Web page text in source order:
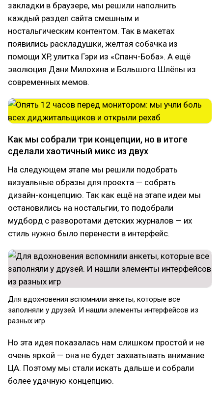
закладки в браузере, мы решили наполнить
каждый раздел сайта смешным и
ностальгическим контентом. Так в макетах
появились раскладушки, желтая собачка из
помощи XP, улитка Гэри из «Спанч-Боба». А ещё
эволюция Дани Милохина и Большого Шлёпы из
современных мемов.
Как мы собрали три концепции, но в итоге
сделали хаотичный микс из двух
На следующем этапе мы решили подобрать
визуальные образы для проекта — собрать
дизайн-концепцию. Так как ещё на этапе идеи мы
остановились на ностальгии, то подобрали
мудборд с разворотами детских журналов — их
стиль нужно было перенести в интерфейс.
Для вдохновения вспомнили анкеты, которые все
заполняли у друзей. И нашли элементы интерфейсов из
разных игр
Но эта идея показалась нам слишком простой и не
очень яркой — она не будет захватывать внимание
ЦА. Поэтому мы стали искать дальше и собрали
более удачную концепцию.